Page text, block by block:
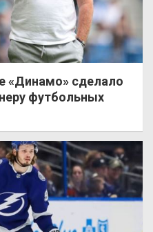
«Динамо» сделало
футбольных